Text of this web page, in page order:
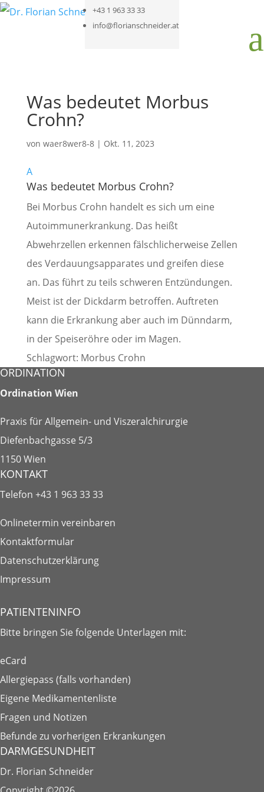
+43 1 963 33 33
info@florianschneider.at
a
Was bedeutet Morbus
Crohn?
von waer8wer8-8| Okt. 11, 2023
A
Was bedeutet Morbus Crohn?
Bei Morbus Crohn handelt es sich um eine
Autoimmunerkrankung. Das heißt
Abwehrzellen erkennen fälschlicherweise Zellen
des Verdauungsapparates und greifen diese
an. Das führt zu teils schweren Entzündungen.
Meist ist der Dickdarm betroffen. Auftreten
kann die Erkrankung aber auch im Dünndarm,
in der Speiseröhre oder im Magen.
Schlagwort: Morbus Crohn
ORDINATION
Ordination Wien
Praxis für Allgemein- und Viszeralchirurgie
Diefenbachgasse 5/3
1150 Wien
KONTAKT
Telefon +43 1 963 33 33
Onlinetermin vereinbaren
Kontaktformular
Datenschutzerklärung
Impressum
PATIENTENINFO
Bitte bringen Sie folgende Unterlagen mit:
eCard
Allergiepass (falls vorhanden)
Eigene Medikamentenliste
Fragen und Notizen
Befunde zu vorherigen Erkrankungen
DARMGESUNDHEIT
Dr. Florian Schneider